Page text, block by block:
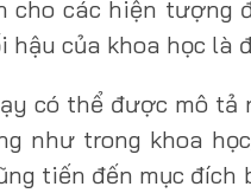
các hiện tượng
hậu của khoa học là
có thể được mô
như trong khoa
tiến đến mục